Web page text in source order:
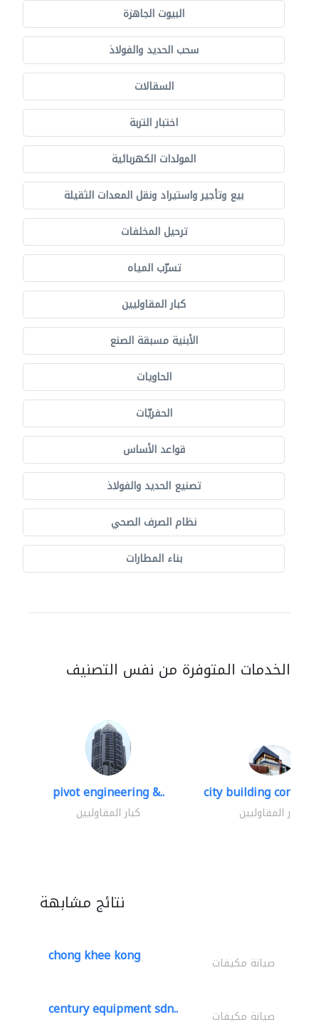
البيوت الجاهزة
سحب الحديد والفولاذ
السقالات
اختبار التربة
المولدات الكهربائية
بيع وتأجير واستيراد ونقل المعدات الثقيلة
ترحيل المخلفات
تسرّب المياه
كبار المقاوليين
الأبنية مسبقة الصنع
الحاويات
الحفريّات
قواعد الأساس
تصنيع الحديد والفولاذ
نظام الصرف الصحي
بناء المطارات
الخدمات المتوفرة من نفس التصنيف
pivot engineering &..
كبار المقاوليين
city building
كبار المقاوليين
نتائج مشابهة
chong khee kong صيانة مكيفات
century equipment sdn.. صيانة مكيفات